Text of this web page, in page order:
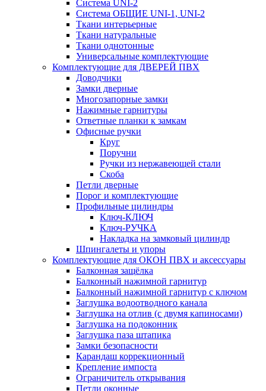
Система UNI-2
Система ОБЩИЕ UNI-1, UNI-2
Ткани интерьерные
Ткани натуральные
Ткани однотонные
Универсальные комплектующие
Комплектующие для ДВЕРЕЙ ПВХ
Доводчики
Замки дверные
Многозапорные замки
Нажимные гарнитуры
Ответные планки к замкам
Офисные ручки
Круг
Поручни
Ручки из нержавеющей стали
Скоба
Петли дверные
Порог и комплектующие
Профильные цилиндры
Ключ-КЛЮЧ
Ключ-РУЧКА
Накладка на замковый цилиндр
Шпингалеты и упоры
Комплектующие для ОКОН ПВХ и аксессуары
Балконная защёлка
Балконный нажимной гарнитур
Балконный нажимной гарнитур с ключом
Заглушка водоотводного канала
Заглушка на отлив (с двумя капиносами)
Заглушка на подоконник
Заглушка паза штапика
Замки безопасности
Карандаш коррекционный
Крепление импоста
Ограничитель открывания
Петли оконные